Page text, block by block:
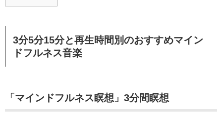
3分5分15分と再生時間別のおすすめマイン
ドフルネス音楽
「マインドフルネス瞑想」3分間瞑想